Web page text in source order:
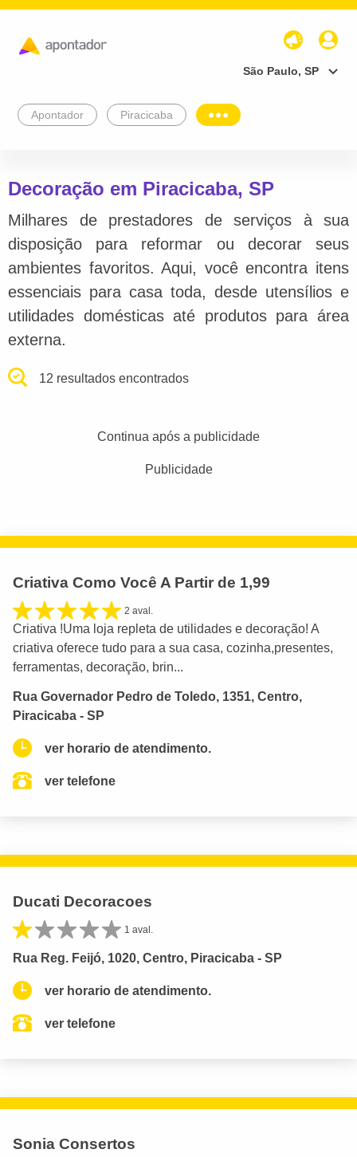
São Paulo, SP
Apontador Piracicaba
Decoração em Piracicaba, SP
Milhares de prestadores de serviços à sua
disposição para reformar ou decorar seus
ambientes favoritos. Aqui, você encontra itens
essenciais para casa toda, desde utensílios e
utilidades domésticas até produtos para área
externa.
12 resultados encontrados
Continua após a publicidade
Publicidade
Criativa Como Você A Partir de 1,99
2 aval.
Criativa !Uma loja repleta de utilidades e decoração! A
criativa oferece tudo para a sua casa, cozinha,presentes,
ferramentas, decoração, brin...
Rua Governador Pedro de Toledo, 1351, Centro,
Piracicaba - SP
ver horario de atendimento.
ver telefone
Ducati Decoracoes
1 aval.
Rua Reg. Feijó, 1020, Centro, Piracicaba - SP
ver horario de atendimento.
ver telefone
Sonia Consertos